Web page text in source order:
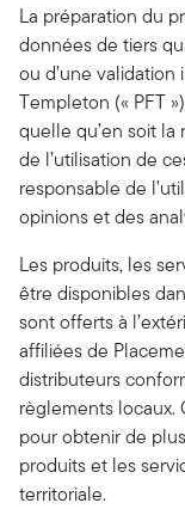
La préparation du
données de tiers
ou d’une
Templeton (« PFT
quelle qu’en soit
de l’utilisation de
responsable de
opinions et des
Les produits, les
être disponibles
sont offerts à
affiliées de
distributeurs
règlements
pour obtenir de
produits et les
territoriale.